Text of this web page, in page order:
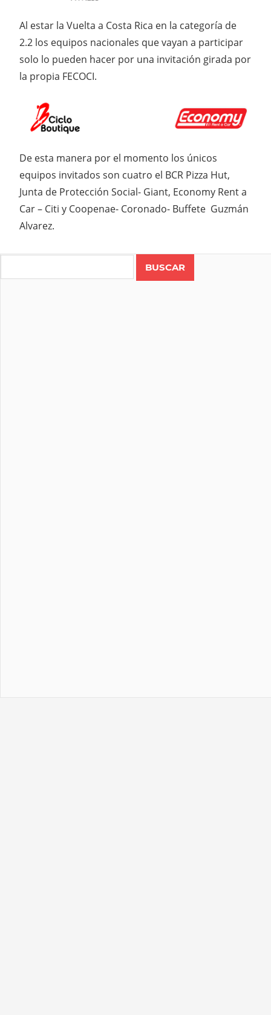
Al estar la Vuelta a Costa Rica en la categoría de
2.2 los equipos nacionales que vayan a participar
solo lo pueden hacer por una invitación girada por
la propia FECOCI.
De esta manera por el momento los únicos
equipos invitados son cuatro el BCR Pizza Hut,
Junta de Protección Social- Giant, Economy Rent a
Car – Citi y Coopenae- Coronado- Buffete Guzmán
Alvarez.